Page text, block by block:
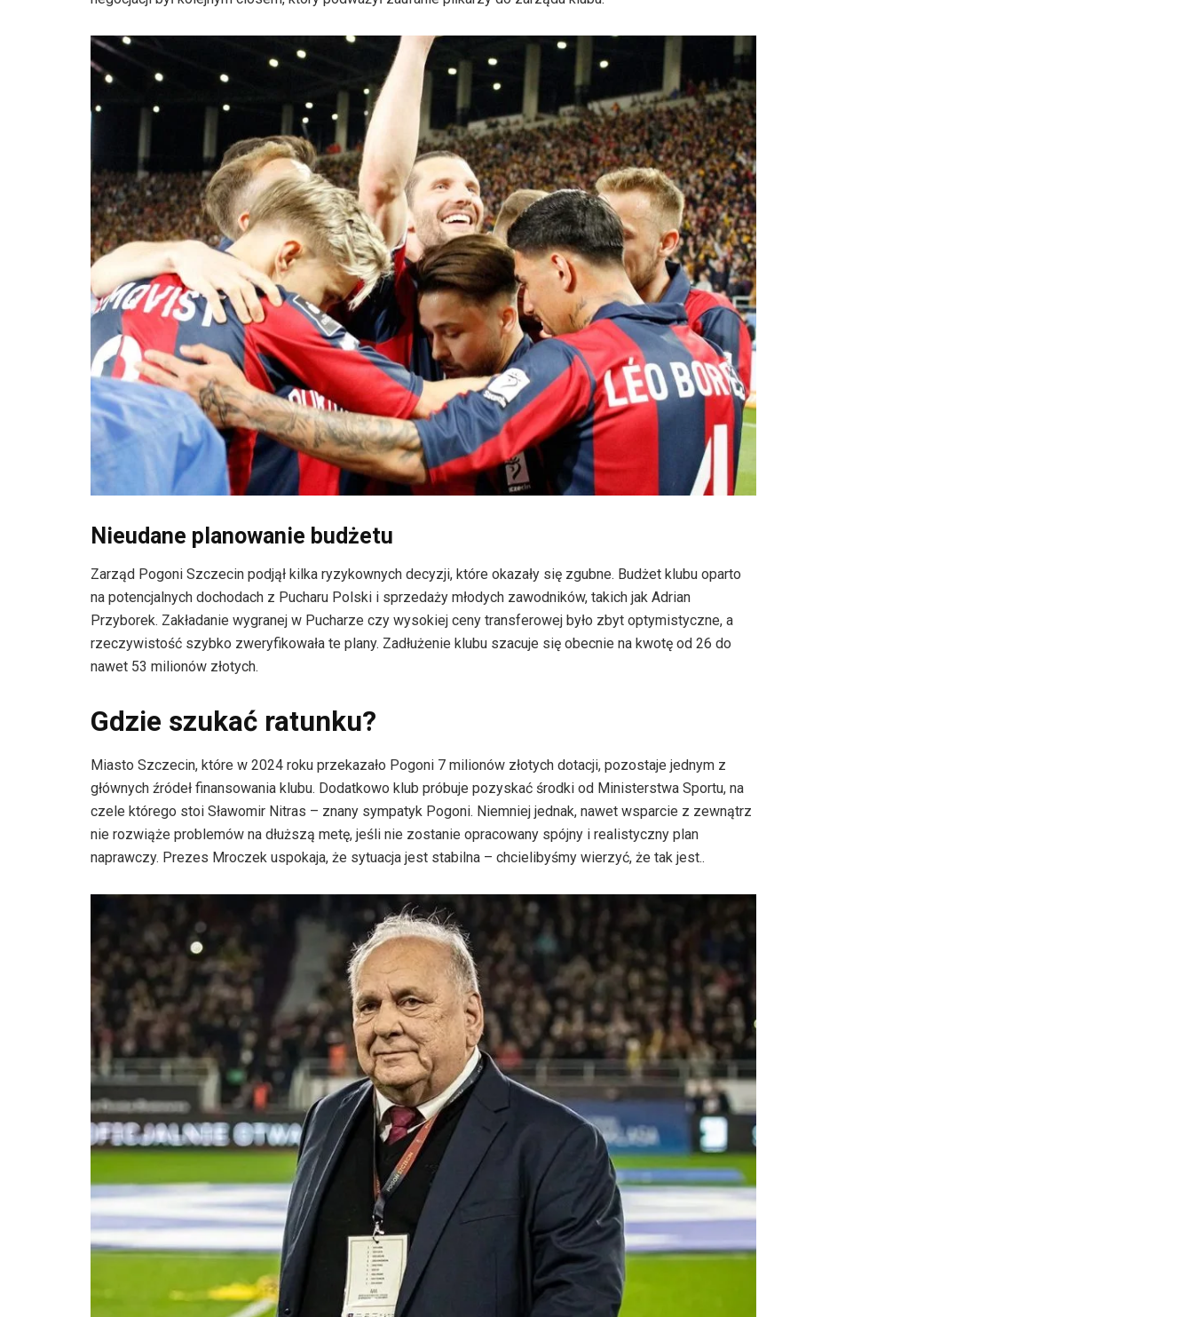
Nieudane planowanie budżetu
Zarząd Pogoni Szczecin podjął kilka ryzykownych decyzji, które okazały się zgubne. Budżet klubu oparto
na potencjalnych dochodach z Pucharu Polski i sprzedaży młodych zawodników, takich jak Adrian
Przyborek. Zakładanie wygranej w Pucharze czy wysokiej ceny transferowej było zbyt optymistyczne, a
rzeczywistość szybko zweryfikowała te plany. Zadłużenie klubu szacuje się obecnie na kwotę od 26 do
nawet 53 milionów złotych.
Gdzie szukać ratunku?
Miasto Szczecin, które w 2024 roku przekazało Pogoni 7 milionów złotych dotacji, pozostaje jednym z
głównych źródeł finansowania klubu. Dodatkowo klub próbuje pozyskać środki od Ministerstwa Sportu, na
czele którego stoi Sławomir Nitras – znany sympatyk Pogoni. Niemniej jednak, nawet wsparcie z zewnątrz
nie rozwiąże problemów na dłuższą metę, jeśli nie zostanie opracowany spójny i realistyczny plan
naprawczy. Prezes Mroczek uspokaja, że sytuacja jest stabilna – chcielibyśmy wierzyć, że tak jest..